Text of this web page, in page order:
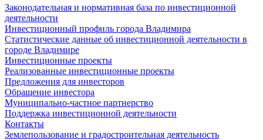
Законодательная и нормативная база по инвестиционной
деятельности
Инвестиционный профиль города Владимира
Статистические данные об инвестиционной деятельности в
городе Владимире
Инвестиционные проекты
Реализованные инвестиционные проекты
Предложения для инвесторов
Обращение инвестора
Муниципально-частное партнерство
Поддержка инвестиционной деятельности
Контакты
Землепользование и градостроительная деятельность